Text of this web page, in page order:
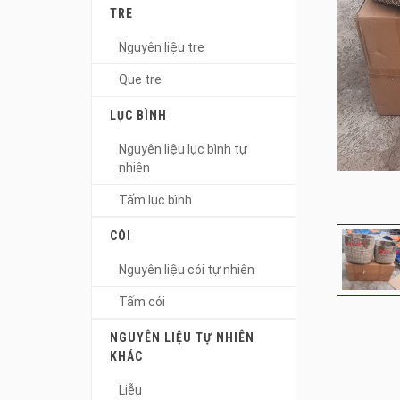
TRE
Nguyên liệu tre
Que tre
LỤC BÌNH
Nguyên liệu lục bình tự
nhiên
Tấm lục bình
CÓI
Nguyên liệu cói tự nhiên
Tấm cói
NGUYÊN LIỆU TỰ NHIÊN
KHÁC
Liễu